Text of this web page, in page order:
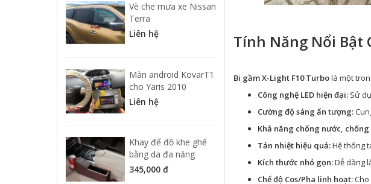
Vè che mưa xe Nissan
Terra
Liên hệ
Màn android KovarT1
cho Yaris 2010
Liên hệ
Khay để đồ khe ghế
bằng da đa năng
345,000 đ
Tính Năng Nổi Bật
Bi gầm X-Light F10 Turbolà một
Công nghệ LED hiện đại:Sử
Cường độ sáng ấn tượng:
Khả năng chống nước, chống
Tản nhiệt hiệu quả:Hệ thống
Kích thước nhỏ gọn:Dễ dàng
Chế độ Cos/Pha linh hoạt:Cho